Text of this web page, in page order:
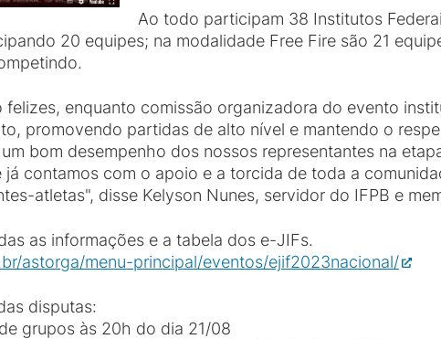
Ao todo participam 38 Institutos
20 equipes; na modalidade Free Fire são 21
felizes, enquanto comissão organizadora do evento
promovendo partidas de alto nível e mantendo o
bom desempenho dos nossos representantes na
já contamos com o apoio e a torcida de toda a
atletas", disse Kelyson Nunes, servidor do IFPB e
as informações e a tabela dos e-JIFs.
astorga/menu-principal/eventos/ejif2023nacional/
disputas:
grupos às 20h do dia 21/08